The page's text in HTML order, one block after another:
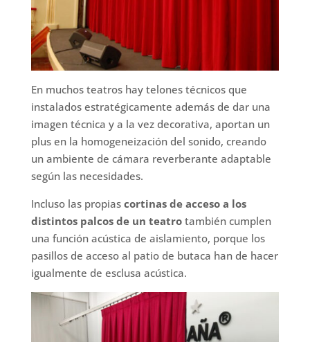
En muchos teatros hay telones técnicos que
instalados estratégicamente además de dar una
imagen técnica y a la vez decorativa, aportan un
plus en la homogeneización del sonido, creando
un ambiente de cámara reverberante adaptable
según las necesidades.
Incluso las propias cortinas de acceso a los
distintos palcos de un teatrotambién cumplen
una función acústica de aislamiento, porque los
pasillos de acceso al patio de butaca han de hacer
igualmente de esclusa acústica.